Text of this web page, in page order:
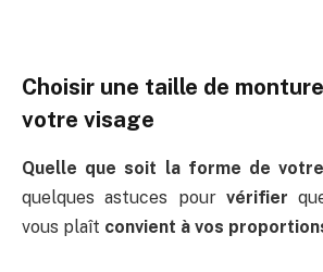
Choisir une taille de
votre visage
Quelle que soit la forme de
quelques astuces pour vérifier
vous plaît convient à vos